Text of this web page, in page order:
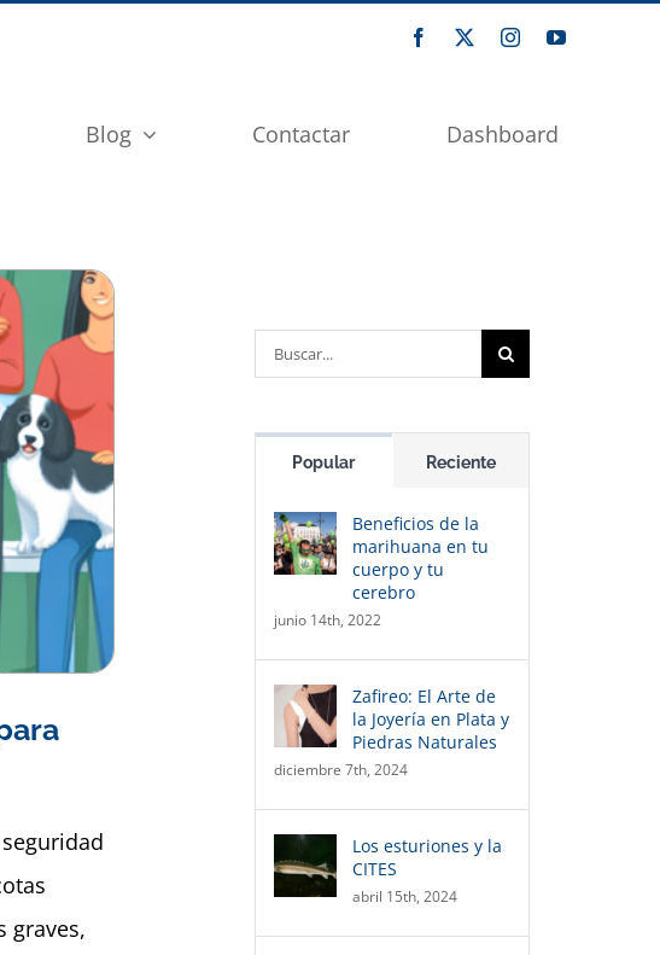
Blog Contactar Dashboard
graves,
Buscar:
Popular Reciente
Beneficios de la
marihuana en tu
cuerpo y tu
cerebro
junio 14th, 2022
Zafireo: El Arte de
la Joyería en Plata y
Piedras Naturales
diciembre 7th, 2024
Los esturiones y la
CITES
abril 15th, 2024